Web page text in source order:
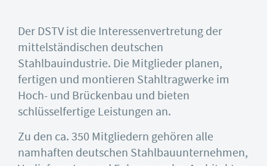
Der DSTV ist die Interessenvertretung der
mittelständischen deutschen
Stahlbauindustrie. Die Mitglieder planen,
fertigen und montieren Stahltragwerke im
Hoch- und Brückenbau und bieten
schlüsselfertige Leistungen an.
Zu den ca. 350 Mitgliedern gehören alle
namhaften deutschen Stahlbauunternehmen,